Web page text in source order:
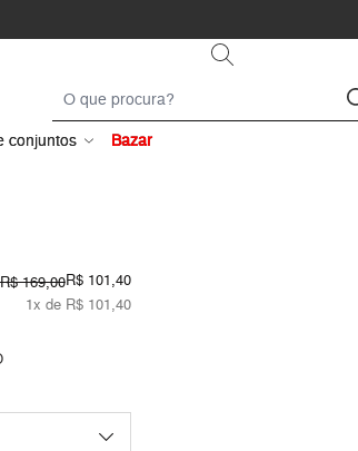
conjuntos Bazar
R$ 169,00R$ 101,40
1x de R$ 101,40